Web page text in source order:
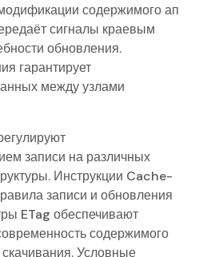
содержимого ап
сигналы краевым
обновления.
гарантирует
между узлами
записи на различных
Инструкции Cache-
записи и обновления
ETag обеспечивают
содержимого
Условные